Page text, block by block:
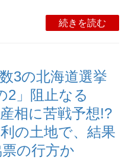
続きを読む
3の北海道選挙
2」阻止なる
相に苦戦予想!?
の土地で、結果
の行方か